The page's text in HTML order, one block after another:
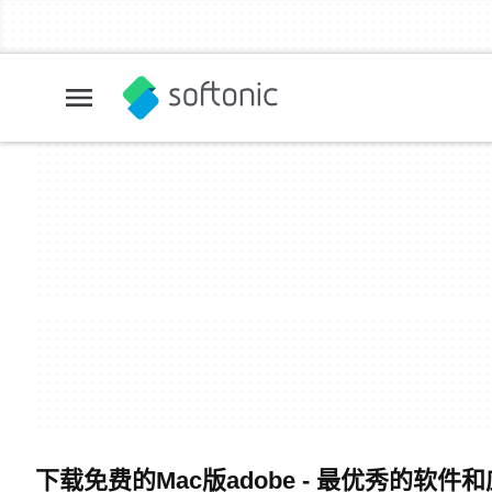
下载免费的Mac版adobe - 最优秀的软件和